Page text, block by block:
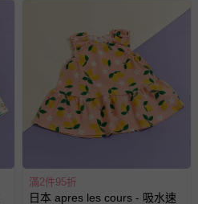
滿2件95折
日本 apres les cours - 吸水速